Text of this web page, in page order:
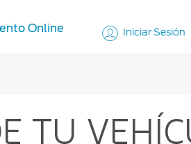
Iniciar Sesión
Online
TU